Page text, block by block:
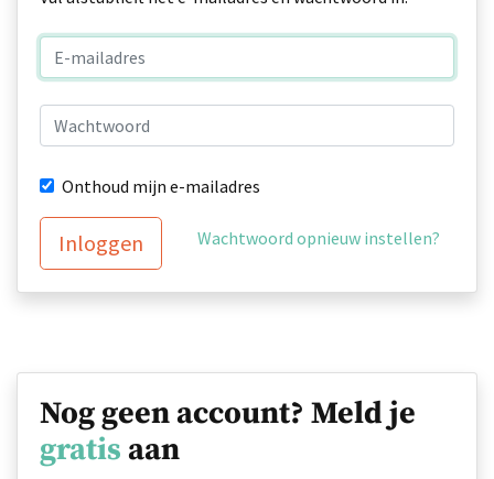
Onthoud mijn e-mailadres
Inloggen Wachtwoord opnieuw instellen?
Nog geen account? Meld je
gratis aan